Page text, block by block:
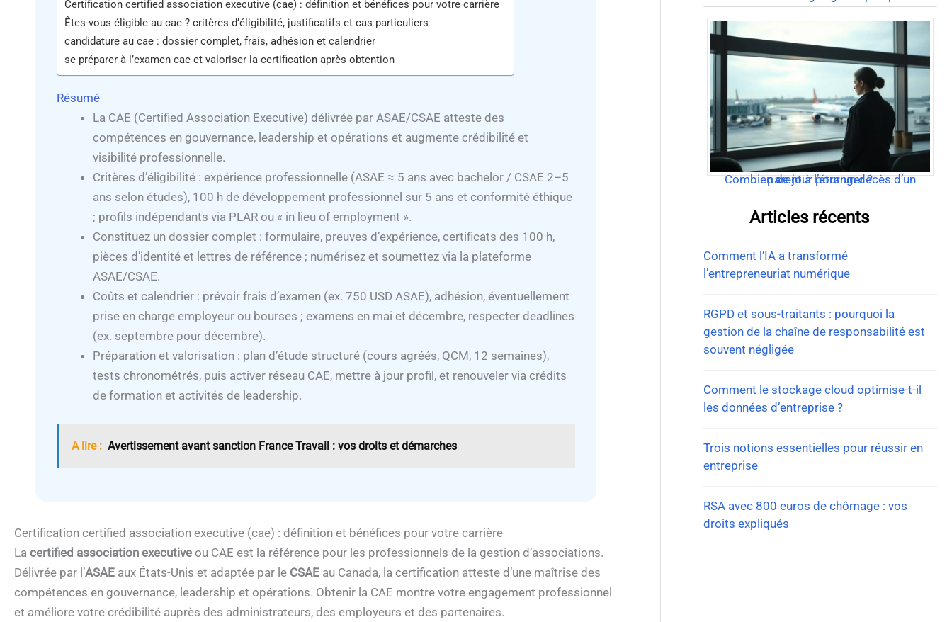
Certification certified association executive (cae) : définition et bénéfices pour votre carrière
Êtes-vous éligible au cae ? critères d’éligibilité, justificatifs et cas particuliers
candidature au cae : dossier complet, frais, adhésion et calendrier
se préparer à l’examen cae et valoriser la certification après obtention
Résumé
La CAE (Certified Association Executive) délivrée par ASAE/CSAE atteste des
compétences en gouvernance, leadership et opérations et augmente crédibilité et
visibilité professionnelle.
Critères d’éligibilité : expérience professionnelle (ASAE ≈ 5 ans avec bachelor / CSAE 2–5
ans selon études), 100 h de développement professionnel sur 5 ans et conformité éthique
; profils indépendants via PLAR ou « in lieu of employment ».
Constituez un dossier complet : formulaire, preuves d’expérience, certificats des 100 h,
pièces d’identité et lettres de référence ; numérisez et soumettez via la plateforme
ASAE/CSAE.
Coûts et calendrier : prévoir frais d’examen (ex. 750 USD ASAE), adhésion, éventuellement
prise en charge employeur ou bourses ; examens en mai et décembre, respecter deadlines
(ex. septembre pour décembre).
Préparation et valorisation : plan d’étude structuré (cours agréés, QCM, 12 semaines),
tests chronométrés, puis activer réseau CAE, mettre à jour profil, et renouveler via crédits
de formation et activités de leadership.
A lire : Avertissement avant sanction France Travail : vos droits et démarches
Certification certified association executive (cae) : définition et bénéfices pour votre carrière
La certified association executive ou CAE est la référence pour les professionnels de la gestion d’associations.
Délivrée par l’ASAE aux États-Unis et adaptée par le CSAE au Canada, la certification atteste d’une maîtrise des
compétences en gouvernance, leadership et opérations. Obtenir la CAE montre votre engagement professionnel
et améliore votre crédibilité auprès des administrateurs, des employeurs et des partenaires.
Combien de jour pour un décès d’un parent à l’étranger ?
Articles récents
Comment l’IA a transformé
l’entrepreneuriat numérique
RGPD et sous-traitants : pourquoi la
gestion de la chaîne de responsabilité est
souvent négligée
Comment le stockage cloud optimise-t-il
les données d’entreprise ?
Trois notions essentielles pour réussir en
entreprise
RSA avec 800 euros de chômage : vos
droits expliqués